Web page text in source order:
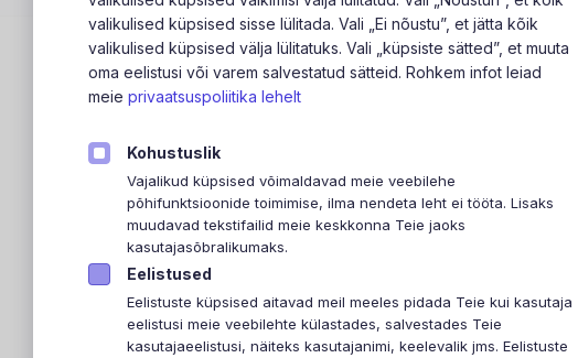
Sorteeri
Toodet ei
Palun proovi muud
valikulised küpsised sisse lülitada. Vali „Ei nõustu”, et jätta kõik
valikulised küpsised välja lülitatuks. Vali „küpsiste sätted”, et muuta
oma eelistusi või varem salvestatud sätteid. Rohkem infot leiad
meie privaatsuspoliitika lehelt
Kohustuslik
Vajalikud küpsised võimaldavad meie veebilehe
põhifunktsioonide toimimise, ilma nendeta leht ei tööta. Lisaks
muudavad tekstifailid meie keskkonna Teie jaoks
kasutajasõbralikumaks.
Eelistused
Eelistuste küpsised aitavad meil meeles pidada Teie kui kasutaja
eelistusi meie veebilehte külastades, salvestades Teie
kasutajaeelistusi, näiteks kasutajanimi, keelevalik jms. Eelistuste